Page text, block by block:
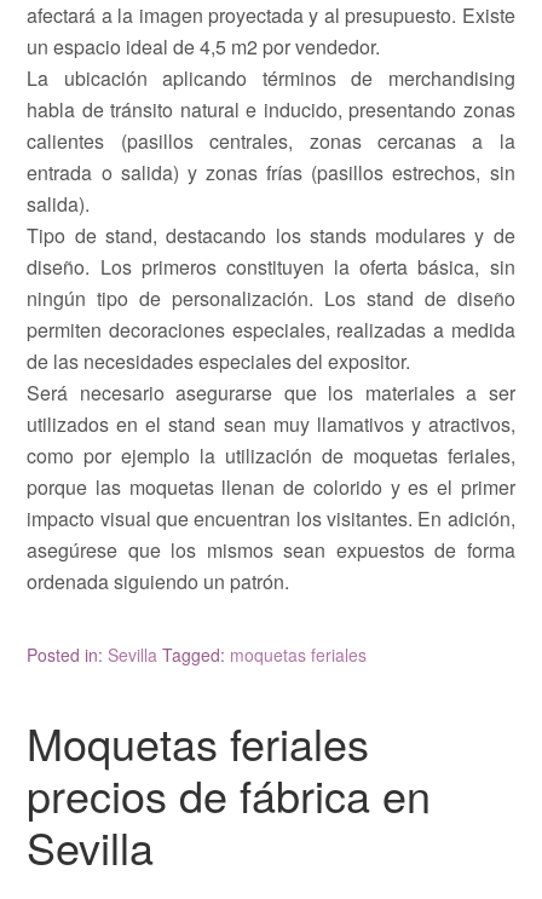
afectará a la imagen proyectada y al presupuesto. Existe
un espacio ideal de 4,5 m2 por vendedor.
La ubicación aplicando términos de merchandising
habla de tránsito natural e inducido, presentando zonas
calientes (pasillos centrales, zonas cercanas a la
entrada o salida) y zonas frías (pasillos estrechos, sin
salida).
Tipo de stand, destacando los stands modulares y de
diseño. Los primeros constituyen la oferta básica, sin
ningún tipo de personalización. Los stand de diseño
permiten decoraciones especiales, realizadas a medida
de las necesidades especiales del expositor.
Será necesario asegurarse que los materiales a ser
utilizados en el stand sean muy llamativos y atractivos,
como por ejemplo la utilización de moquetas feriales,
porque las moquetas llenan de colorido y es el primer
impacto visual que encuentran los visitantes. En adición,
asegúrese que los mismos sean expuestos de forma
ordenada siguiendo un patrón.
Posted in: Sevilla Tagged: moquetas feriales
Moquetas feriales
precios de fábrica en
Sevilla